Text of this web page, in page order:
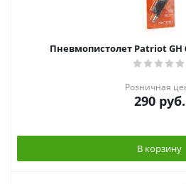
Пневмопистолет Patriot
Розничная
290руб.
В корзину